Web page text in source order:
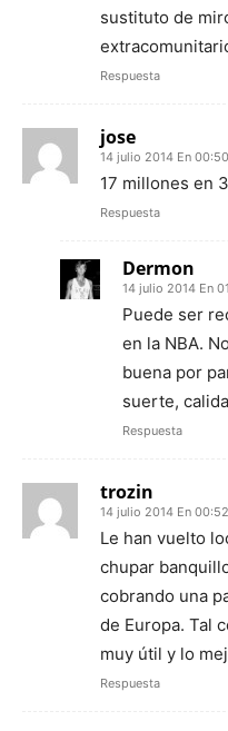
sustituto de
Respuesta
jose
14 julio 2014 En 00:50
17 millones en
Respuesta
Dermon
14 julio 2014 En
Puede ser
en la NBA.
buena por
suerte,
Respuesta
trozin
14 julio 2014 En 00:52
Le han vuelto
chupar
cobrando una
de Europa. Tal
muy útil y lo
Respuesta